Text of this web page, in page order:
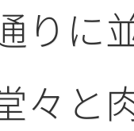
りに
々と